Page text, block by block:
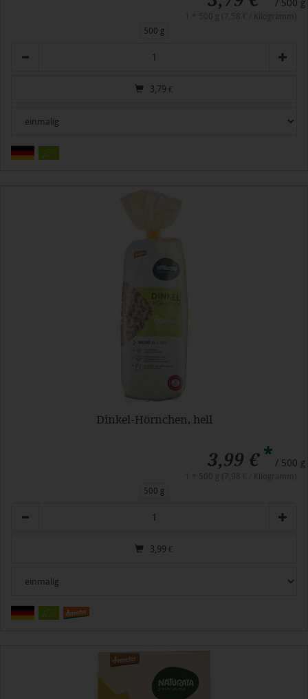
/ 500 g
500 g
3,79 €
Dinkel-Hörnchen, hell
3,99 €* / 500 g
500 g
3,99 €